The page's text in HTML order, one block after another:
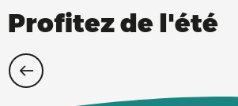
Profitez de l'été
Cet été, échappez-vous